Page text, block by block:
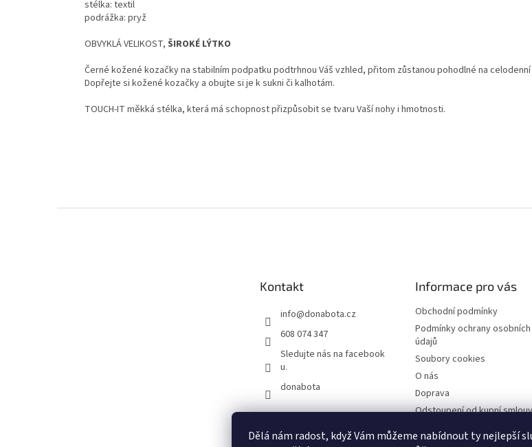
Dělá nám radost, když Vám můžeme nabídnout ty nejlepší
stélka: textil
podrážka: pryž
OBVYKLÁ VELIKOST, ŠIROKÉ LÝTKO
Černé kožené kozačky na stabilním podpatku podtrhnou Váš vzhled, přitom zůstanou pohodlné na
Dopřejte si kožené kozačky a obujte si je k sukni či kalhotám.
TOUCH-IT měkká stélka, která má schopnost přizpůsobit se tvaru Vaší nohy i hmotnosti.
Kontakt
info@donabota.cz
608 074 347
Sledujte nás na facebook
u.
donabota
Informace pro vás
Obchodní podmínky
Podmínky ochrany osobních
údajů
Soubory cookies
O nás
Doprava
Odstoupení od kupní
Reklamace